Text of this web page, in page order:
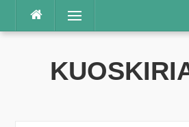
Praleisti
Meniu